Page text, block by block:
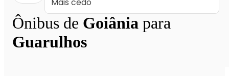
Ônibus de Goiânia para
Guarulhos